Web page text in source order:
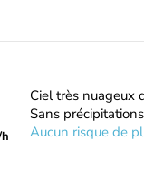
Ciel très nuageux
Sans
Aucun risque de